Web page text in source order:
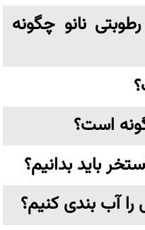
نانو چگونه
است؟
باید بدانیم؟
آب بندی کنیم؟